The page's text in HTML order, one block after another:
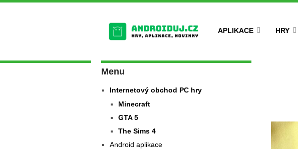
APLIKACE HRY
Menu
Internetový obchod PC hry
Minecraft
GTA 5
The Sims 4
Android aplikace